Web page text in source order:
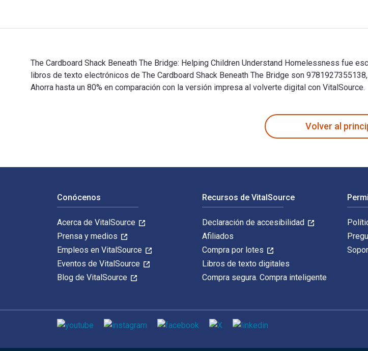
The Cardboard Shack Beneath The Bridge: Helping Children Understand Homelessness fue
libros de texto electrónicos de The Cardboard Shack Beneath The Bridge son
Ahorra hasta un 80% en comparación con la versión impresa al volverte digital con VitalSource.
Volver al
Conócenos
Acerca de VitalSource
Prensa y medios
Empleos en VitalSource
Eventos de VitalSource
Blog de VitalSource
Recursos de VitalSource
Declaración de accesibilidad
Afiliados
Compra por lotes
Libros de texto digitales
Compra segura. Compra inteligente
Medios de comunicación social